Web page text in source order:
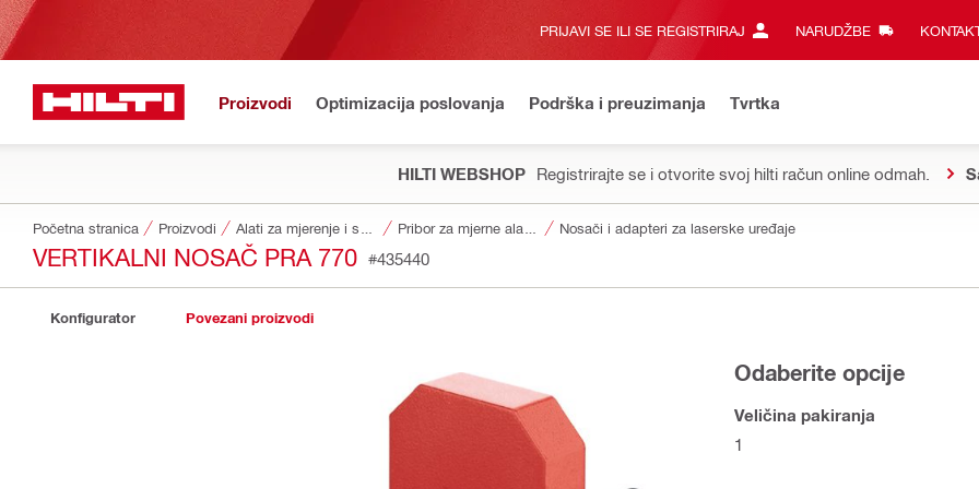
PRIJAVI SE ILI SE REGISTRIRAJ NARUDŽBE
Proizvodi Optimizacija poslovanja Podrška i preuzimanja Tvrtka
HILTI WEBSHOP Registrirajte se i otvorite svoj hilti račun online odmah.
Početna stranica Proizvodi Nosači i adapteri za laserske uređaje
VERTIKALNI NOSAČ PRA 770 #435440
Konfigurator Povezani proizvodi
Odaberite opcije
Veličina pakiranja
1